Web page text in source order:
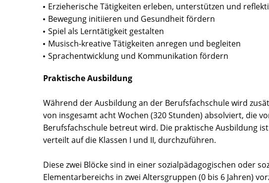
Erzieherische Tätigkeiten erleben, unterstützen und
Bewegung initiieren und Gesundheit fördern
Spiel als Lerntätigkeit gestalten
Musisch-kreative Tätigkeiten anregen und begleiten
Sprachentwicklung und Kommunikation fördern
Praktische Ausbildung
Während der Ausbildung an der Berufsfachschule wird
von insgesamt acht Wochen (320 Stunden) absolviert, die
Berufsfachschule betreut wird. Die praktische Ausbildung
verteilt auf die Klassen I und II, durchzuführen.
Diese zwei Blöcke sind in einer sozialpädagogischen oder
Elementarbereichs in zwei Altersgruppen (0 bis 6 Jahren)